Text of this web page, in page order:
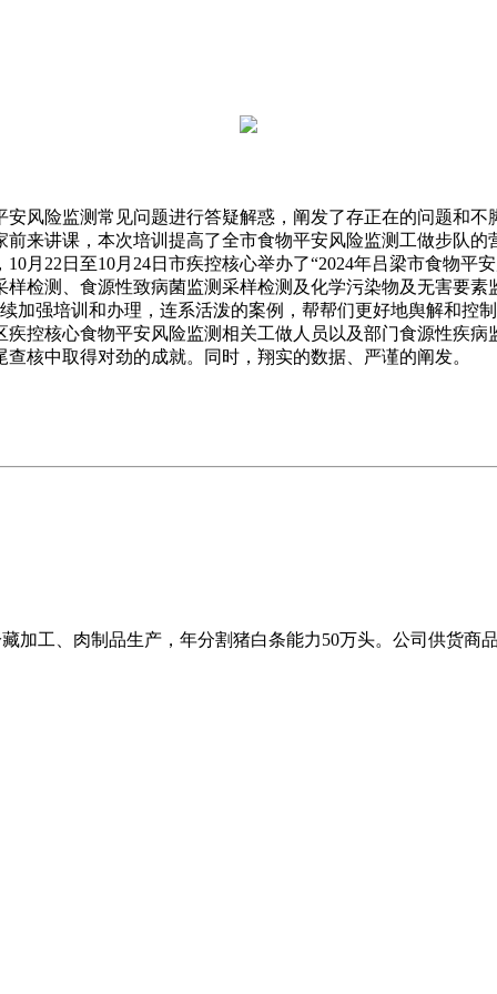
险监测常见问题进行答疑解惑，阐发了存正在的问题和不
来讲课，本次培训提高了全市食物平安风险监测工做步队
月22日至10月24日市疾控核心举办了“2024年吕梁市食物平
检测、食源性致病菌监测采样检测及化学污染物及无害要
加强培训和办理，连系活泼的案例，帮帮们更好地舆解和控
控核心食物平安风险监测相关工做人员以及部门食源性疾
核中取得对劲的成就。同时，翔实的数据、严谨的阐发。
加工、肉制品生产，年分割猪白条能力50万头。公司供货商